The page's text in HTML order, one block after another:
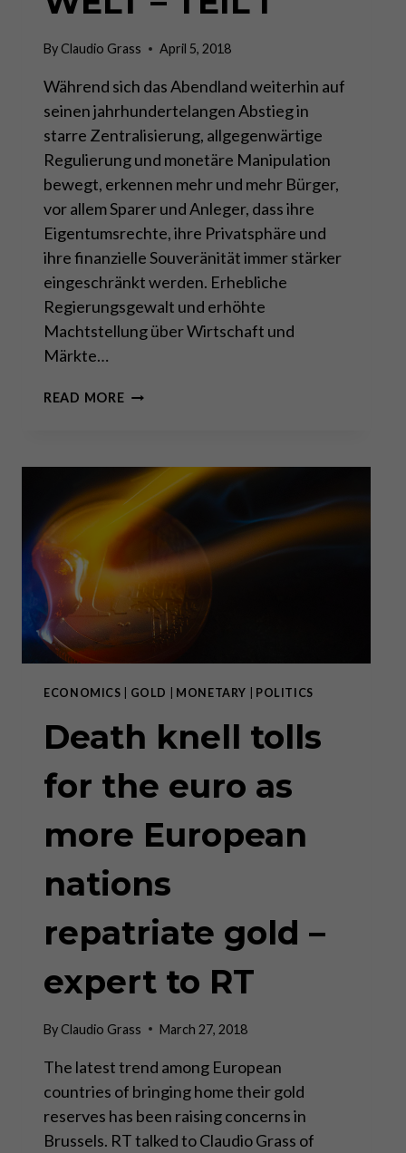
ByClaudio Grass April 5, 2018
Während sich das Abendland weiterhin auf
seinen jahrhundertelangen Abstieg in
starre Zentralisierung, allgegenwärtige
Regulierung und monetäre Manipulation
bewegt, erkennen mehr und mehr Bürger,
vor allem Sparer und Anleger, dass ihre
Eigentumsrechte, ihre Privatsphäre und
ihre finanzielle Souveränität immer stärker
eingeschränkt werden. Erhebliche
Regierungsgewalt und erhöhte
Machtstellung über Wirtschaft und
Märkte…
READ MOREDIE
FÜR
DEN
REST
DER
TEIL
ECONOMICS GOLD MONETARY POLITICS
Death knell tolls
for the euro as
more European
nations
repatriate gold –
expert to RT
ByClaudio Grass March 27, 2018
The latest trend among European
countries of bringing home their gold
reserves has been raising concerns in
Brussels. RT talked to Claudio Grass of